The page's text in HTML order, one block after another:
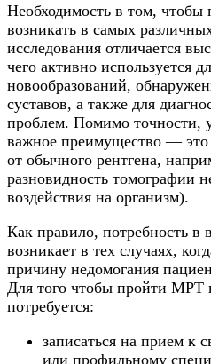
Необходимость в том,
возникать в самых
исследования отличается
чего активно используется
новообразований,
суставов, а также для
проблем. Помимо точности,
важное преимущество — это
от обычного рентгена,
разновидность томографии
воздействия на организм).
Как правило, потребность в
возникает в тех случаях,
причину недомогания
Для того чтобы пройти МРТ
потребуется:
записаться на прием к
или профильному